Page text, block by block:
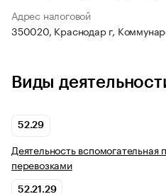
Адрес налоговой
350020, Краснодар г,
Виды
52.29
Деятельность вспомогательная
перевозками
52.21.29